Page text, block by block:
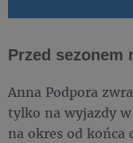
Przed sezonem
Anna Podpora
tylko na wyjazdy
na okres od końca